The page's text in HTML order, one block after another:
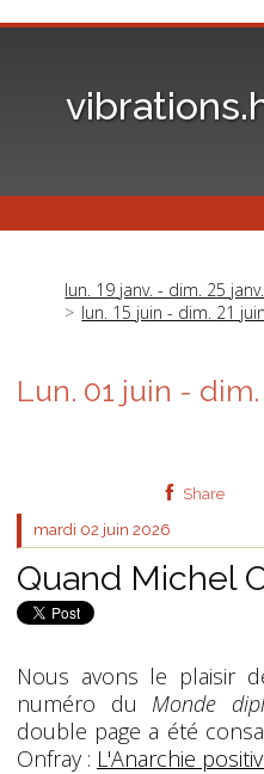
lun. 19 janv. - dim. 25 janv.
lun. 15 juin - dim. 21
Lun. 01 juin -
Share
mardi 02 juin 2026
Quand Michel
Nous avons le plaisir
numéro du Monde
double page a été
Onfray : L'Anarchie